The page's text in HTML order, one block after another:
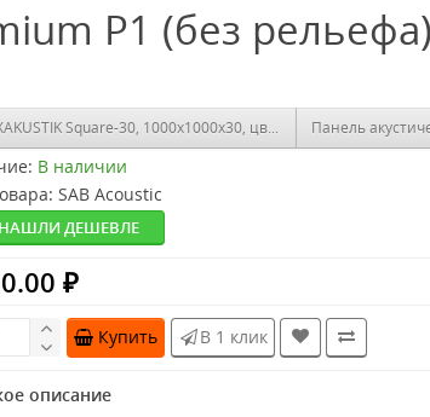
P1 (без
FLEXAKUSTIK Square-30, 1000х1000х30, цвет серый
Панель
В наличии
SAB Acoustic
НАШЛИ ДЕШЕВЛЕ
₽
Купить В 1 клик
описание